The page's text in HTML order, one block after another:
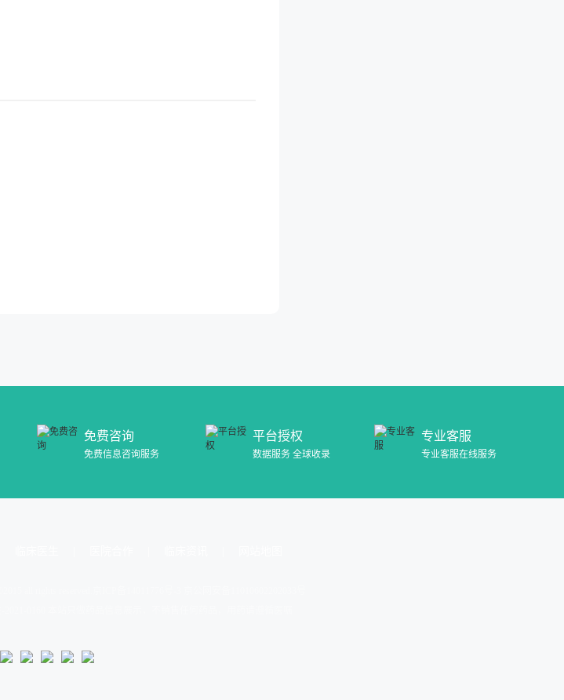
免费咨询
免费信息咨询服务
平台授权
数据服务 全球收录
专业客服
专业客服在线服务